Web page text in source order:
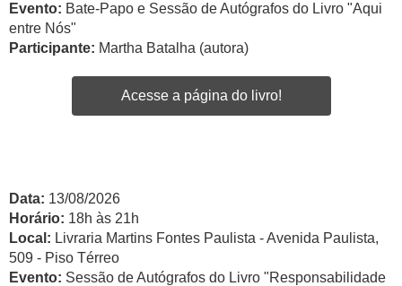
Evento: Bate-Papo e Sessão de Autógrafos do Livro "Aqui
entre Nós"
Participante: Martha Batalha (autora)
Acesse a página do livro!
Data: 13/08/2026
Horário: 18h às 21h
Local: Livraria Martins Fontes Paulista - Avenida Paulista,
509 - Piso Térreo
Evento: Sessão de Autógrafos do Livro "Responsabilidade